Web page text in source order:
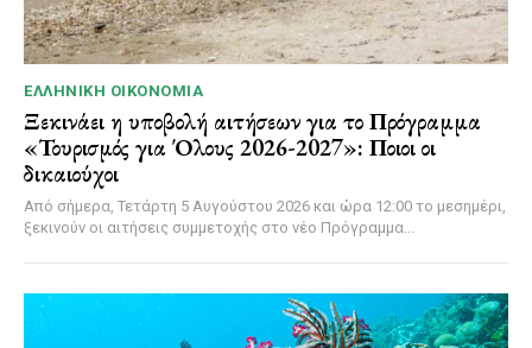
ΕΛΛΗΝΙΚΉ ΟΙΚΟΝΟΜΊΑ
Ξεκινάει η υποβολή αιτήσεων για το Πρόγραμμα
«Τουρισμός για Όλους 2026-2027»: Ποιοι οι
δικαιούχοι
Από σήμερα, Τετάρτη 5 Αυγούστου 2026 και ώρα 12:00 το μεσημέρι,
ξεκινούν οι αιτήσεις συμμετοχής στο νέο Πρόγραμμα...